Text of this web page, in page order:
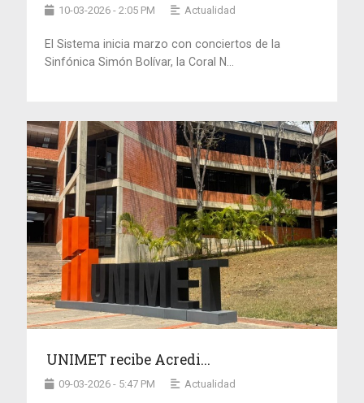
10-03-2026 - 2:05 PM Actualidad
El Sistema inicia marzo con conciertos de la
Sinfónica Simón Bolívar, la Coral N...
UNIMET recibe Acredi...
09-03-2026 - 5:47 PM Actualidad